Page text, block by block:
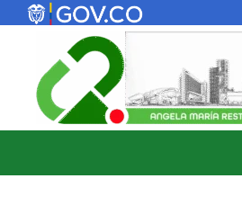
contenido